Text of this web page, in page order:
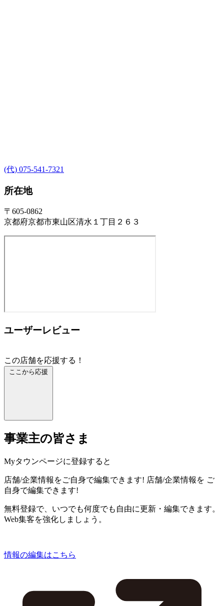
(代) 075-541-7321
所在地
〒605-0862
京都府京都市東山区清水１丁目２６３
ユーザーレビュー
この店舗を応援する！
ここから応援
事業主の皆さま
Myタウンページに登録すると
店舗/企業情報をご自身で編集できます! 店舗/企業情報を ご
自身で編集できます!
無料登録で、いつでも何度でも自由に更新・編集できます。
Web集客を強化しましょう。
情報の編集はこちら